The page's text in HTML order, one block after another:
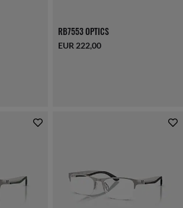
RB7553 OPTICS
EUR 222,00